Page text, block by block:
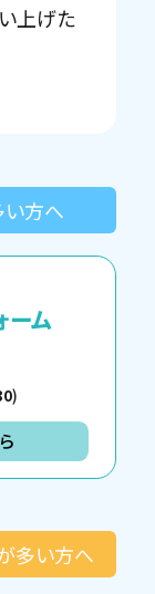
上げた
い方へ
ーム
)
多い方へ